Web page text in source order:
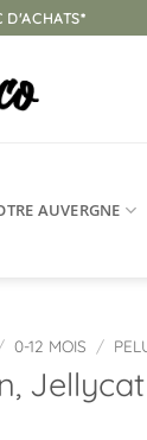
D'ACHATS*
AUVERGNE
0-12 MOIS /
Jellycat